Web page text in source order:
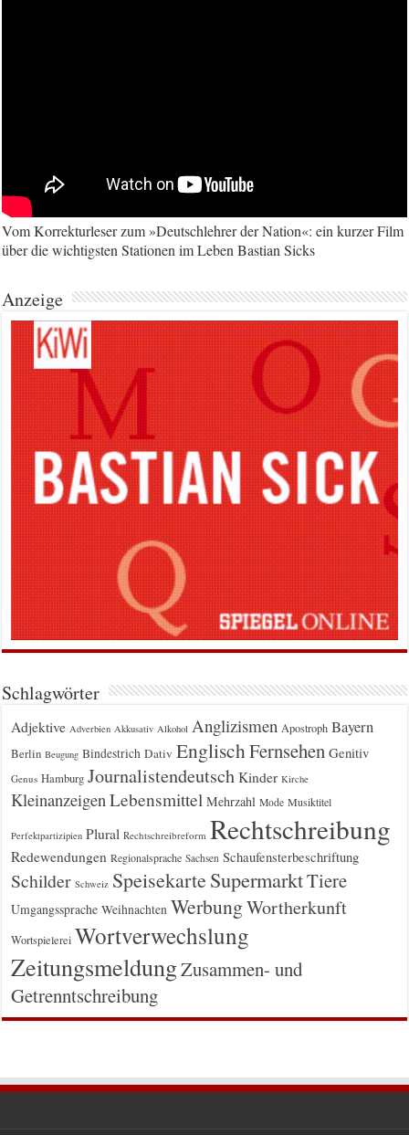
Vom Korrekturleser zum »Deutschlehrer der Nation«: ein kurzer Film
über die wichtigsten Stationen im Leben Bastian Sicks
Anzeige
Schlagwörter
Adjektive Adverbien Akkusativ Alkohol Anglizismen Apostroph Bayern
Berlin Beugung Bindestrich Dativ EnglischFernsehen Genitiv
Genus Hamburg Journalistendeutsch Kinder Kirche
KleinanzeigenLebensmittel Mehrzahl Mode Musiktitel
Perfektpartizipien Plural Rechtschreibreform Rechtschreibung
Redewendungen Regionalsprache Sachsen Schaufensterbeschriftung
Schilder Schweiz Speisekarte SupermarktTiere
Umgangssprache Weihnachten WerbungWortherkunft
Wortspielerei Wortverwechslung
ZeitungsmeldungZusammen- und
Getrenntschreibung